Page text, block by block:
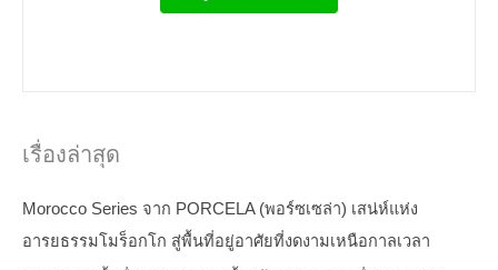
เรื่องล่าสุด
Morocco Series จาก PORCELA (พอร์ซเซล่า) เสน่ห์แห่ง
อารยธรรมโมร็อกโก สู่พื้นที่อยู่อาศัยที่งดงามเหนือกาลเวลา